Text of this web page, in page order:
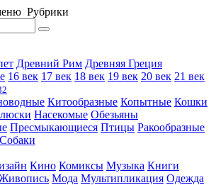
Рубрики
Древний Рим Древняя Греция
16 век 17 век 18 век 19 век 20 век 21 век
Китообразные Копытные Кошки
Насекомые Обезьяны
Пресмыкающиеся Птицы Ракообразные
Собаки
Кино Комиксы Музыка Книги
Мода Мультипликация Одежда